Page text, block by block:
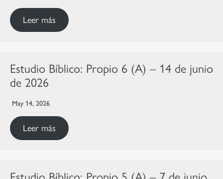
Leer más
Estudio Bíblico: Propio 6 (A) – 14 de junio
de 2026
May 14, 2026
Leer más